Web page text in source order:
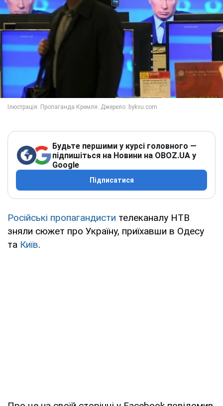
Будьте першими у курсі головного —
підпишіться на Новини на OBOZ.UA у
Google
Підписатися
Російські пропагандисти телеканалу НТВ
зняли сюжет про Україну, приїхавши в Одесу
та Київ.